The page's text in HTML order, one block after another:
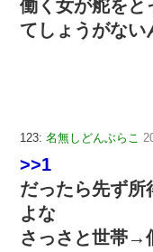
働く女が舵をと
てしょうがない
123: 名無しどんぶらこ
>>1
だったら先ず所
よな
さっさと世帯→